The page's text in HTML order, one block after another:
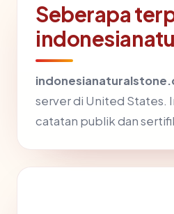
Seberapa
server di United States.
catatan publik dan